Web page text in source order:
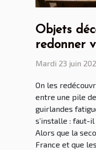
Objets
redonner
trouvailles
Mardi 23 juin
On les
entre une pile
guirlandes
s’installe : faut-
Alors que la
France et que